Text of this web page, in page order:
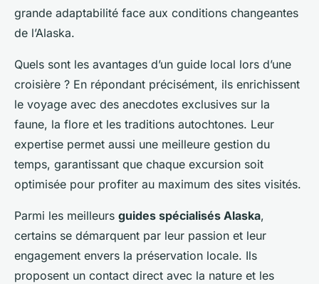
grande adaptabilité face aux conditions changeantes
de l’Alaska.
Quels sont les avantages d’un guide local lors d’une
croisière ? En répondant précisément, ils enrichissent
le voyage avec des anecdotes exclusives sur la
faune, la flore et les traditions autochtones. Leur
expertise permet aussi une meilleure gestion du
temps, garantissant que chaque excursion soit
optimisée pour profiter au maximum des sites visités.
Parmi les meilleurs guides spécialisés Alaska,
certains se démarquent par leur passion et leur
engagement envers la préservation locale. Ils
proposent un contact direct avec la nature et les